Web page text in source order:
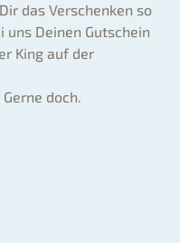
das Verschenken so
Deinen Gutschein
King auf der
doch.